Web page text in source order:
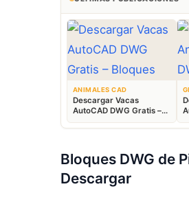
ANIMALES CAD
Descargar Vacas
AutoCAD DWG Gratis –
Bloques Ganaderos 2D
Bloques DWG de
Descargar